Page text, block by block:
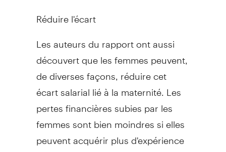
Réduire l'écart
Les auteurs du rapport ont aussi
découvert que les femmes peuvent,
de diverses façons, réduire cet
écart salarial lié à la maternité. Les
pertes financières subies par les
femmes sont bien moindres si elles
peuvent acquérir plus d'expérience